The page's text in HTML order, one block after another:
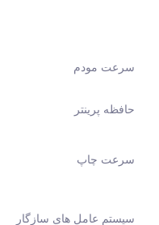
سرعت مودم
حافظه پرینتر
سرعت چاپ
سیستم عامل های سازگار